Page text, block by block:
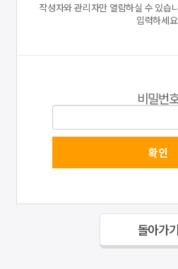
작성자와 관리자만 열람하실 수 있습
입력하세
비밀번
돌아가기